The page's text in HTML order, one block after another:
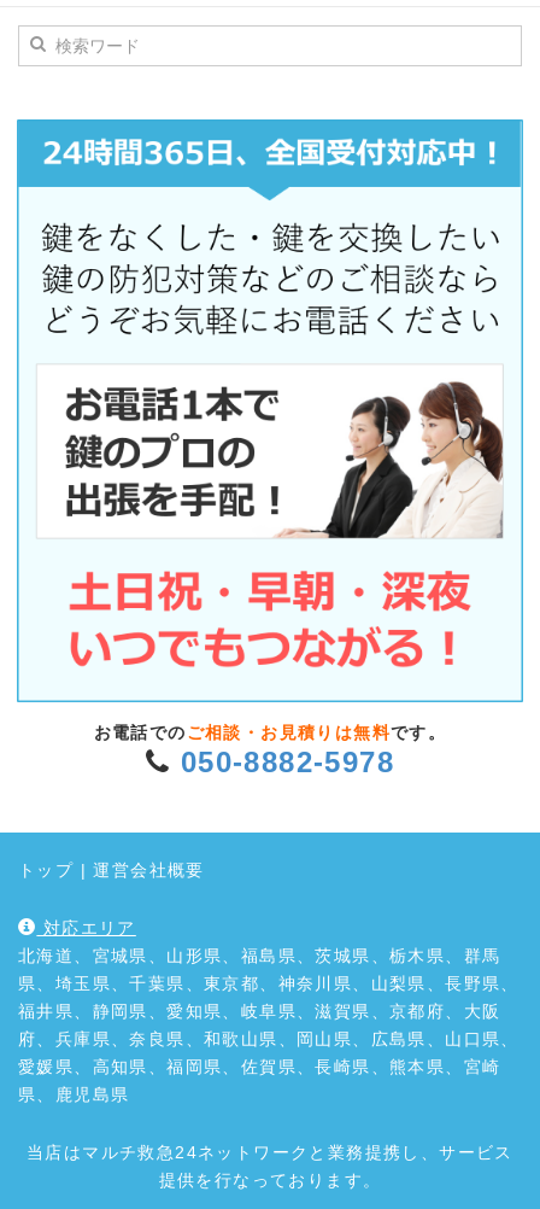
お電話での ご相談・お見積りは無料です。
050-8882-5978
トップ |運営会社概要
対応エリア
北海道、宮城県、山形県、福島県、茨城県、栃木県、群馬
県、埼玉県、千葉県、東京都、神奈川県、山梨県、長野県、
福井県、静岡県、愛知県、岐阜県、滋賀県、京都府、大阪
府、兵庫県、奈良県、和歌山県、岡山県、広島県、山口県、
愛媛県、高知県、福岡県、佐賀県、長崎県、熊本県、宮崎
県、鹿児島県
当店はマルチ救急24ネットワークと業務提携し、サービス
提供を行なっております。